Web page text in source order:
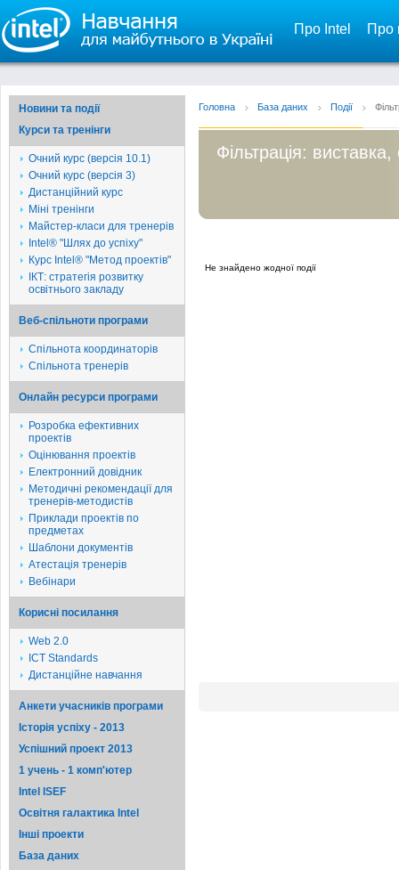
Про Intel Про
Новини та події
Курси та тренінги
Очний курс (версія 10.1)
Очний курс (версія 3)
Дистанційний курс
Міні тренінги
Майстер-класи для тренерів
Intel® "Шлях до успіху"
Курс Intel® "Метод проектів"
ІКТ: стратегія розвитку
освітнього закладу
Веб-спільноти програми
Спільнота координаторів
Спільнота тренерів
Онлайн ресурси програми
Розробка ефективних
проектів
Оцінювання проектів
Електронний довідник
Методичні рекомендації для
тренерів-методистів
Приклади проектів по
предметах
Шаблони документів
Атестація тренерів
Вебінари
Корисні посилання
Web 2.0
ICT Standards
Дистанційне навчання
Анкети учасників програми
Історія успіху - 2013
Успішний проект 2013
1 учень - 1 комп'ютер
Intel ISEF
Освітня галактика Intel
Iншi проекти
База даних
Головна База даних Події
Фільтрація:
Не знайдено жодної події